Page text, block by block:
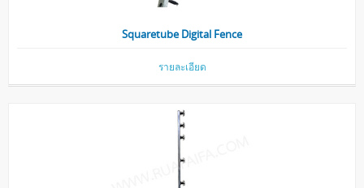
Squaretube Digital Fence
รายละเอียด